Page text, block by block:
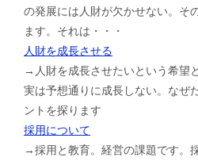
の発展には人財が欠かせない。そ
ます。それは・・・
人財を成長させる
→人財を成長させたいという希望
実は予想通りに成長しない。なぜ
ントを探ります
採用について
→採用と教育。経営の課題です。